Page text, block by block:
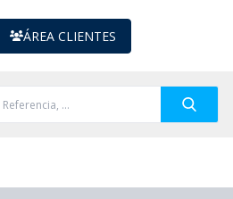
ÁREA CLIENTES